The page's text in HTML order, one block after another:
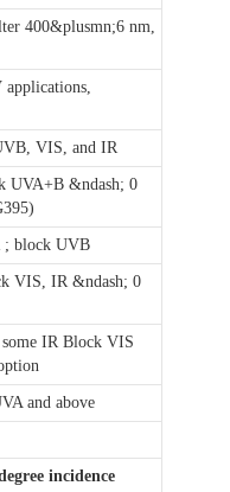
400&plusmn;6 nm,
VIS, and IR
UVA+B &ndash; 0
; block UVB
VIS, IR &ndash; 0
some IR Block VIS
and above
incidence